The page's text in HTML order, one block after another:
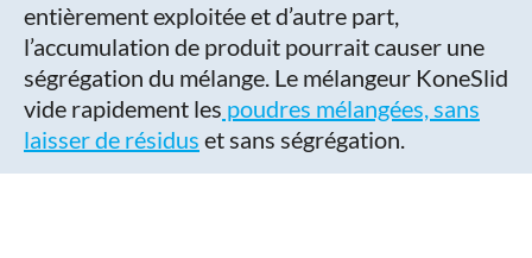
entièrement exploitée et d’autre part,
l’accumulation de produit pourrait causer une
ségrégation du mélange. Le mélangeur KoneSlid
vide rapidement les poudres mélangées, sans
laisser de résidus et sans ségrégation.